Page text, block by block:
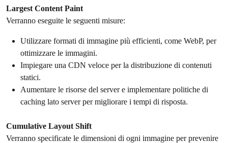
Largest Content Paint
Verranno eseguite le seguenti misure:
Utilizzare formati di immagine più efficienti, come WebP, per
ottimizzare le immagini.
Impiegare una CDN veloce per la distribuzione di contenuti
statici.
Aumentare le risorse del server e implementare politiche di
caching lato server per migliorare i tempi di risposta.
Cumulative Layout Shift
Verranno specificate le dimensioni di ogni immagine per prevenire